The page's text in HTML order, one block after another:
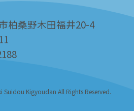
柏桑野木田福井20-4
Suidou Kigyoudan All Rights Reserved.